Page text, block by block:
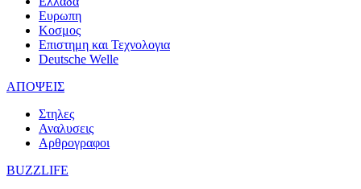
Ευρωπη
Κοσμος
Επιστημη και Τεχνολογια
Deutsche Welle
ΑΠΟΨΕΙΣ
Στηλες
Αναλυσεις
Αρθρογραφοι
BUZZLIFE